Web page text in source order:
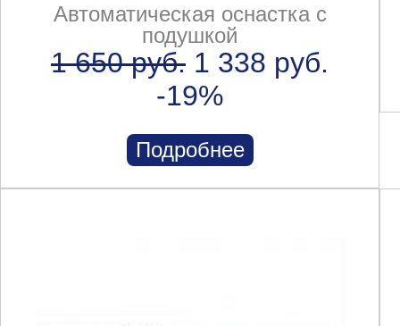
Автоматическая оснастка с
подушкой
1 650 руб. 1 338 руб.
-19%
Подробнее